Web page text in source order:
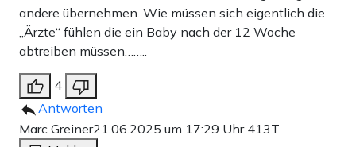
andere übernehmen. Wie müssen sich eigentlich die
„Ärzte“ fühlen die ein Baby nach der 12 Woche
abtreiben müssen……..
4
Antworten
Marc Greiner21.06.2025 um 17:29 Uhr 413T